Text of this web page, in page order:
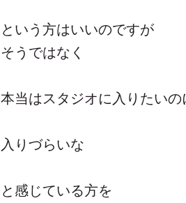
という方はいいのですが
そうではなく
本当はスタジオに入りたいの
入りづらいな
と感じている方を